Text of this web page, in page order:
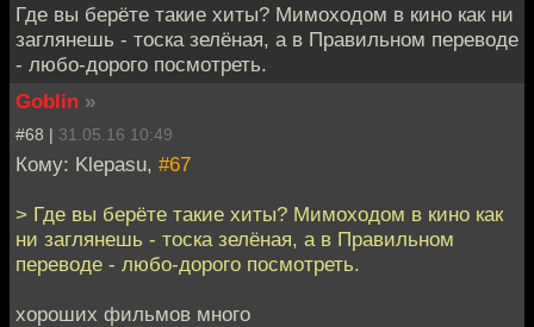
Где вы берёте такие хиты? Мимоходом в кино как ни
заглянешь - тоска зелёная, а в Правильном переводе
- любо-дорого посмотреть.
Goblin »
#68 | 31.05.16 10:49
Кому: Klepasu, #67
> Где вы берёте такие хиты? Мимоходом в кино как
ни заглянешь - тоска зелёная, а в Правильном
переводе - любо-дорого посмотреть.
хороших фильмов много